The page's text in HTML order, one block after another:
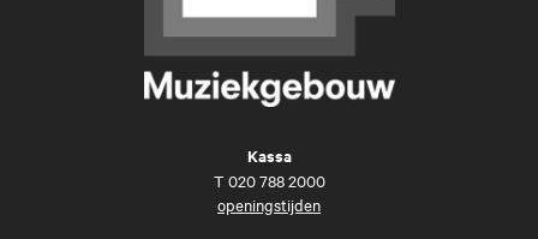
Kassa
T 020 788 2000
openingstijden